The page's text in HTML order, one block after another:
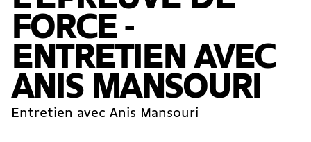
FORCE -
ENTRETIEN AVEC
ANIS MANSOURI
Entretien avec Anis Mansouri